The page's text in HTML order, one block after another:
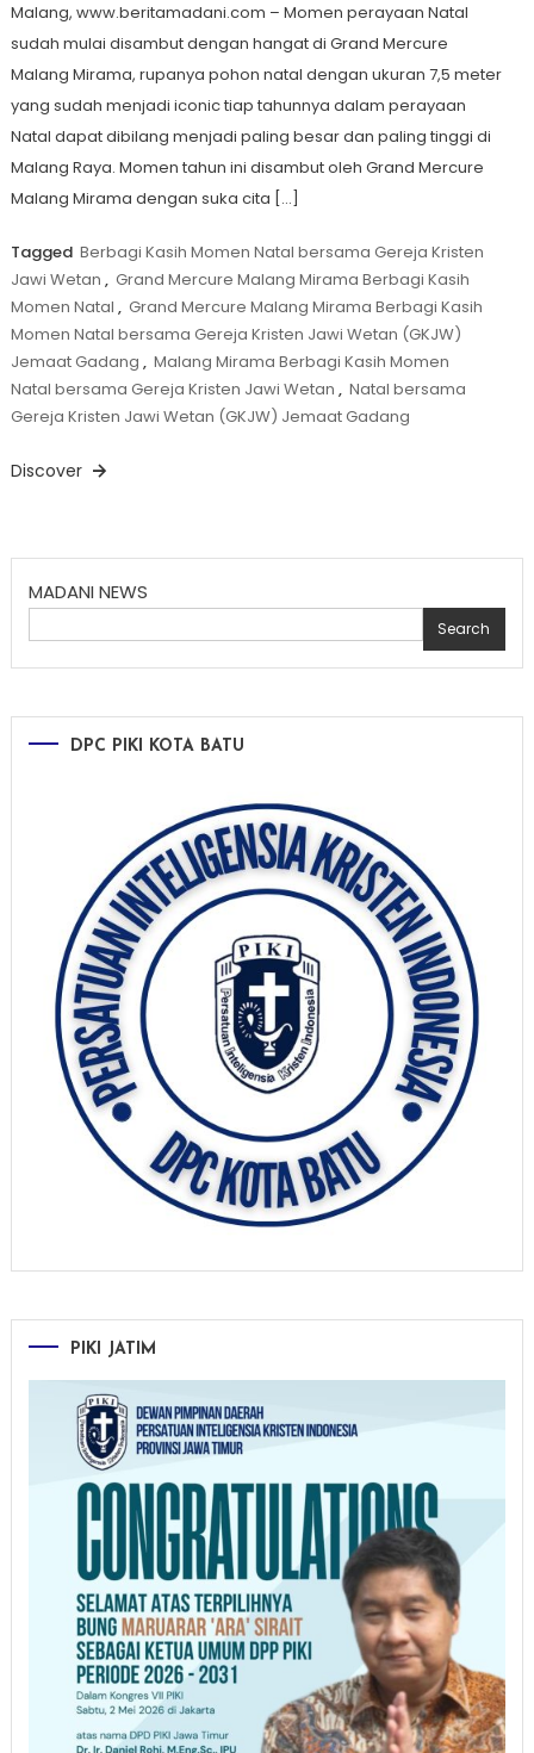
Malang, www.beritamadani.com – Momen perayaan Natal
sudah mulai disambut dengan hangat di Grand Mercure
Malang Mirama, rupanya pohon natal dengan ukuran 7,5 meter
yang sudah menjadi iconic tiap tahunnya dalam perayaan
Natal dapat dibilang menjadi paling besar dan paling tinggi di
Malang Raya. Momen tahun ini disambut oleh Grand Mercure
Malang Mirama dengan suka cita […]
Tagged Berbagi Kasih Momen Natal bersama Gereja Kristen
Jawi Wetan , Grand Mercure Malang Mirama Berbagi Kasih
Momen Natal , Grand Mercure Malang Mirama Berbagi Kasih
Momen Natal bersama Gereja Kristen Jawi Wetan (GKJW)
Jemaat Gadang , Malang Mirama Berbagi Kasih Momen
Natal bersama Gereja Kristen Jawi Wetan , Natal bersama
Gereja Kristen Jawi Wetan (GKJW) Jemaat Gadang
Discover
MADANI NEWS
Search
DPC PIKI KOTA BATU
PIKI JATIM